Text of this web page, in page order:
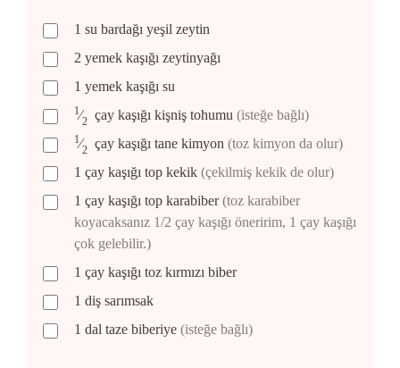
1 su bardağı yeşil zeytin
2 yemek kaşığı zeytinyağı
1 yemek kaşığı su
1⁄2 çay kaşığı kişniş tohumu (isteğe bağlı)
1⁄2 çay kaşığı tane kimyon (toz kimyon da olur)
1 çay kaşığı top kekik (çekilmiş kekik de olur)
1 çay kaşığı top karabiber(toz karabiber
koyacaksanız 1/2 çay kaşığı öneririm, 1 çay kaşığı
çok gelebilir.)
1 çay kaşığı toz kırmızı biber
1 diş sarımsak
1 dal taze biberiye (isteğe bağlı)